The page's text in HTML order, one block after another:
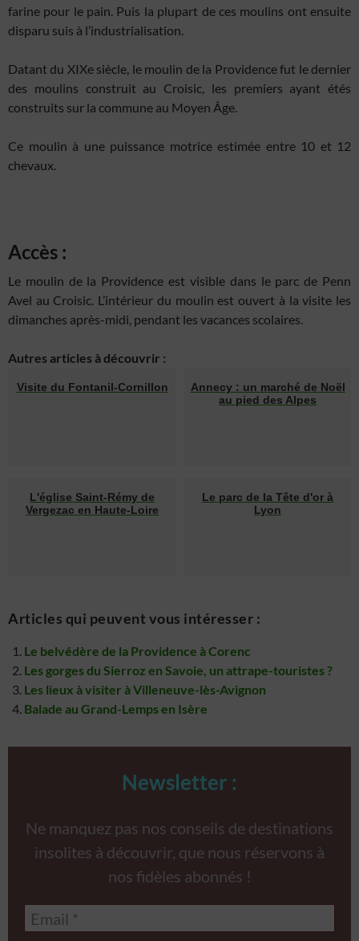
farine pour le pain. Puis la plupart de ces moulins ont ensuite
disparu suis à l’industrialisation.
Datant du XIXe siècle, le moulin de la Providence fut le dernier
des moulins construit au Croisic, les premiers ayant étés
construits sur la commune au Moyen Âge.
Ce moulin à une puissance motrice estimée entre 10 et 12
chevaux.
Accès :
Le moulin de la Providence est visible dans le parc de Penn
Avel au Croisic. L’intérieur du moulin est ouvert à la visite les
dimanches après-midi, pendant les vacances scolaires.
Autres articles à découvrir :
Visite du Fontanil-Cornillon
Annecy : un marché de Noël
au pied des Alpes
L'église Saint-Rémy de
Vergezac en Haute-Loire
Le parc de la Tête d'or à
Lyon
Articles qui peuvent vous intéresser :
Le belvédère de la Providence à Corenc
Les gorges du Sierroz en Savoie, un attrape-touristes ?
Les lieux à visiter à Villeneuve-lès-Avignon
Balade au Grand-Lemps en Isère
Newsletter :
Ne manquez pas nos conseils de destinations
insolites à découvrir, que nous réservons à
nos fidèles abonnés !